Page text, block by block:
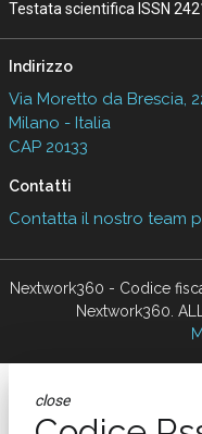
Testata scientifica ISSN
Indirizzo
Via Moretto da Brescia,
Milano - Italia
CAP 20133
Contatti
Contatta il nostro team
Nextwork360 - Codice
Nextwork360.
close